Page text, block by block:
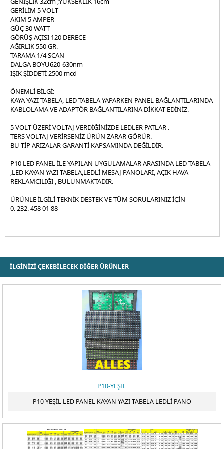
ÇIFT RENKLI LED PANELLER
30 CM 9 WATT - WALLWASHER LED 220V
60 CM 18 WATT - WALLWASHER LED 220V
1 METRE 36 WATT - WALWASHER LED 220V
RUSTIK LED AMPUL
TORCH LED AMPUL
AVIZELI ( ÇANAKLI ) AMPULLER
12V - 24V LED AMPUL
E14 BUJI LED AMPUL
ÇANAK LED AMPUL GU-10 MR-16
HAVUZ SPOT AMPULLER
RAY SPOT ÇEŞITLERI
RAY SPOT RAYLARI
MAGNET RAY SPOT ÇEŞİTLERİ
MAGNET RAY SPOT
MAGNET RAY
PERGOLA TENTE AYDINLATMA
12V / 24V TEKNE LED SPOT ÇEŞITLERI
LED SPOT CESiTLERi - - - - - - - - - - - - - - SIVA ÜSTÜ DEKORATİF
ARMATÜR - - - - - - - DEKORATİF LED APLİK
LED SPOT
YILDIZ SPOT
MODERN DEKORATIF SPOT BOŞ KASA
EXIT VE GUZERGAH TABELASI
SENSOR-FOTOSEL-DUMAN DEDEKTORU
FOTOSEL
SENSÖR
DUMAN DEDEKTÖRLERI
OVIVO PRIZ & ANAHTAR ÇEŞITLERI
ELEKTRİK MALZEMELERİ
KABLO ÇEŞITLERI
PRIZ ÇEŞITLERI
ELEKTRIK MALZEMELERI
MERDIVEN SPOT CESITLERI
ISILDAK LEDLI SARJLI
SOLAR LEDLI ÇAKAR DENIZ FENERI
ÖDEME
GERİLİM 5 VOLT
AKIM 5 AMPER
GÜÇ 30 WATT
GÖRÜŞ AÇISI 120 DERECE
AĞIRLIK 550 GR.
TARAMA 1/4 SCAN
DALGA BOYU620-630nm
IŞIK ŞİDDETİ 2500 mcd
ÖNEMLİ BİLGİ:
KAYA YAZI TABELA, LED TABELA YAPARKEN PANEL BAĞLANTILARINDA
KABLOLAMA VE ADAPTÖR BAĞLANTILARINA DİKKAT EDİNİZ.
5 VOLT ÜZERİ VOLTAJ VERDİĞİNİZDE LEDLER PATLAR .
TERS VOLTAJ VERİRSENİZ ÜRÜN ZARAR GÖRÜR.
BU TİP ARIZALAR GARANTİ KAPSAMINDA DEĞİLDİR.
P10 LED PANEL İLE YAPILAN UYGULAMALAR ARASINDA LED TABELA
,LED KAYAN YAZI TABELA,LEDLİ MESAJ PANOLARI, AÇIK HAVA
REKLAMCILIĞI , BULUNMAKTADIR.
ÜRÜNLE İLGİLİ TEKNİK DESTEK VE TÜM SORULARINIZ İÇİN
0. 232. 458 01 88
İLGİNİZİ ÇEKEBİLECEK DİĞER ÜRÜNLER
P10-YEŞİL
P10 YEŞİL LED PANEL KAYAN YAZI TABELA LEDLİ PANO